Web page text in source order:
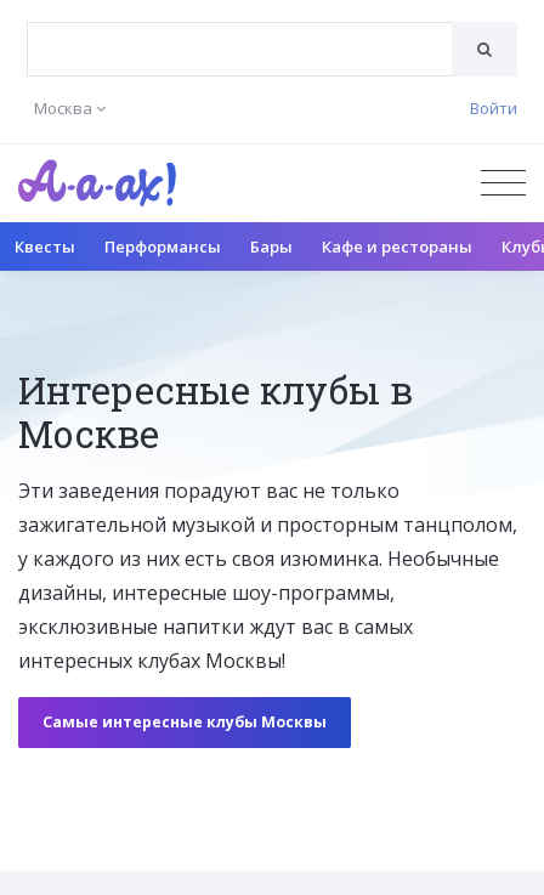
Москва Войти
Квесты Перформансы Бары Кафе и рестораны
Интересные клубы в
Москве
Эти заведения порадуют вас не только
зажигательной музыкой и просторным танцполом,
у каждого из них есть своя изюминка. Необычные
дизайны, интересные шоу-программы,
эксклюзивные напитки ждут вас в самых
интересных клубах Москвы!
Самые интересные клубы Москвы